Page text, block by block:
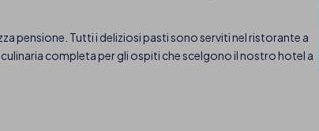
pensione. Tutti i deliziosi pasti sono serviti nel ristorante a
completa per gli ospiti che scelgono il nostro hotel a